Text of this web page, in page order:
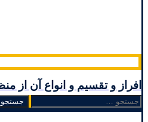
افراز و تقسیم و انواع آن از
جستجو
برای: